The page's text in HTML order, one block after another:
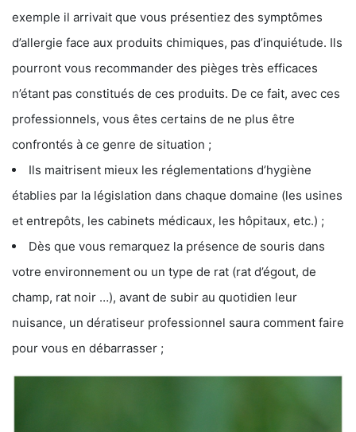
exemple il arrivait que vous présentiez des symptômes
d’allergie face aux produits chimiques, pas d’inquiétude. Ils
pourront vous recommander des pièges très efficaces
n’étant pas constitués de ces produits. De ce fait, avec ces
professionnels, vous êtes certains de ne plus être
confrontés à ce genre de situation ;
Ils maitrisent mieux les réglementations d’hygiène
établies par la législation dans chaque domaine (les usines
et entrepôts, les cabinets médicaux, les hôpitaux, etc.) ;
Dès que vous remarquez la présence de souris dans
votre environnement ou un type de rat (rat d’égout, de
champ, rat noir …), avant de subir au quotidien leur
nuisance, un dératiseur professionnel saura comment faire
pour vous en débarrasser ;